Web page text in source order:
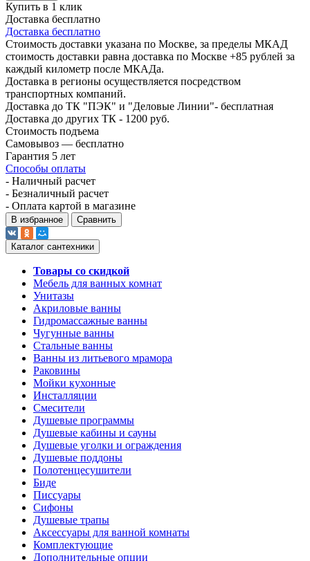
Купить в 1 клик
Доставка бесплатно
Доставка бесплатно
Стоимость доставки указана по Москве, за пределы МКАД
стоимость доставки равна доставка по Москве +85 рублей за
каждый километр после МКАДа.
Доставка в регионы осуществляется посредством
транспортных компаний.
Доставка до ТК "ПЭК" и "Деловые Линии"- бесплатная
Доставка до других ТК - 1200 руб.
Стоимость подъема
Самовывоз — бесплатно
Гарантия 5 лет
Способы оплаты
- Наличный расчет
- Безналичный расчет
- Оплата картой в магазине
В избранное Сравнить
Каталог сантехники
Товары со скидкой
Мебель для ванных комнат
Унитазы
Акриловые ванны
Гидромассажные ванны
Чугунные ванны
Стальные ванны
Ванны из литьевого мрамора
Раковины
Мойки кухонные
Инсталляции
Смесители
Душевые программы
Душевые кабины и сауны
Душевые уголки и ограждения
Душевые поддоны
Полотенцесушители
Биде
Писсуары
Сифоны
Душевые трапы
Аксессуары для ванной комнаты
Комплектующие
Дополнительные опции